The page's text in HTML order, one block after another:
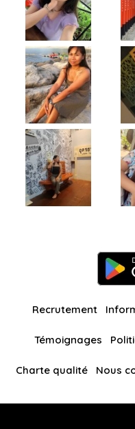
Recrutement
Témoignages
Charte qualité Nous